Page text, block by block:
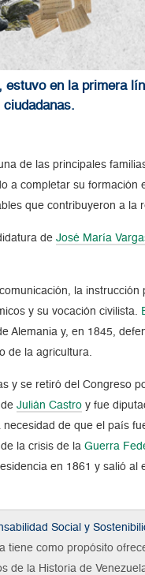
en la primera
de las principales
a completar su
que contribuyeron a la
deJosé María
la
y su vocación civilista.
Alemania y, en 1845,
de la agricultura.
y se retiró del Congreso
deJulián Castro y fue
necesidad de que el país
de la crisis de laGuerra
en 1861 y salió al
Social y
tiene como propósito
de la Historia de